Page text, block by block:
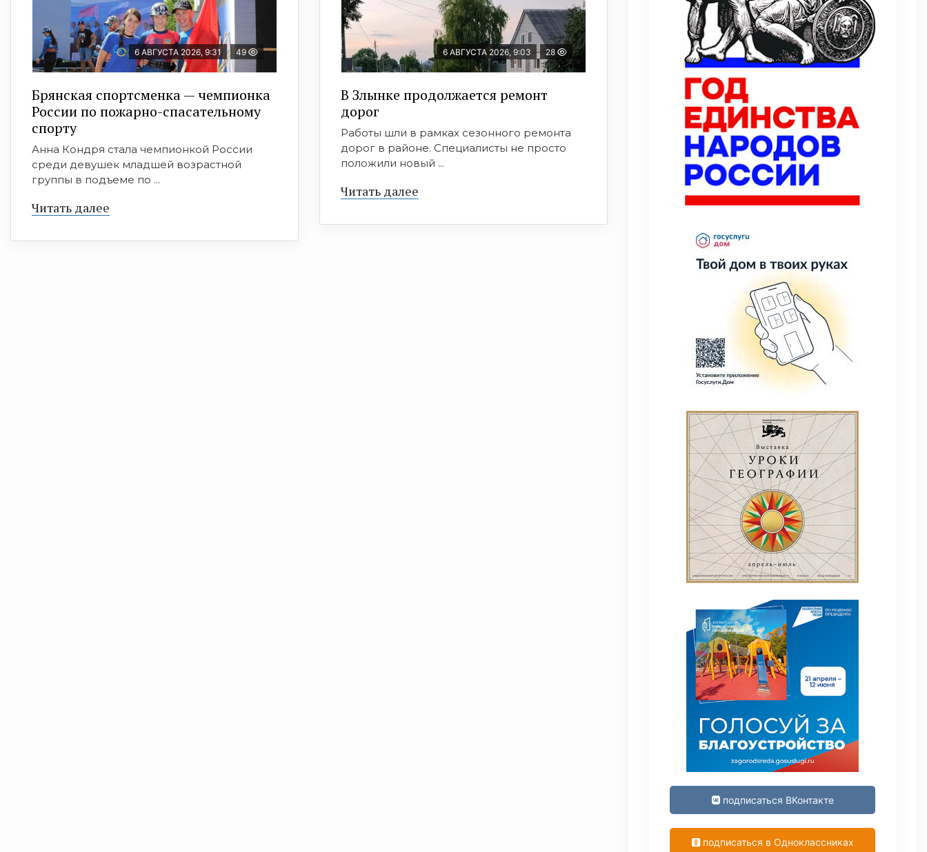
6 АВГУСТА 2026, 9:31 49
Брянская спортсменка — чемпионка
России по пожарно-спасательному
спорту
Анна Кондря стала чемпионкой России
среди девушек младшей возрастной
группы в подъеме по ...
Читать далее
6 АВГУСТА 2026, 9:03 28
В Злынке продолжается ремонт
дорог
Работы шли в рамках сезонного ремонта
дорог в районе. Специалисты не просто
положили новый ...
Читать далее
подписаться ВКонтакте
подписаться в Одноклассниках